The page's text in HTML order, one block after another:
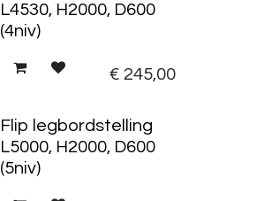
L4530, H2000, D600
(4niv)
€ 245,00
Flip legbordstelling
L5000, H2000, D600
(5niv)